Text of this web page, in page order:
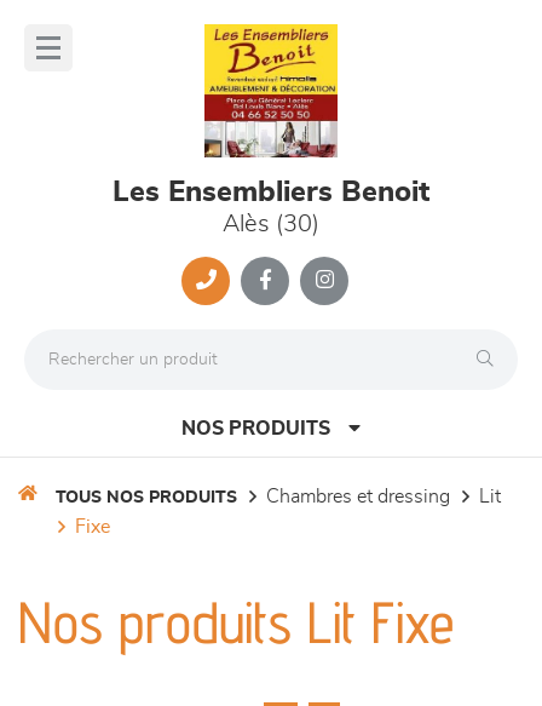
Les Ensembliers Benoit
Alès (30)
NOS PRODUITS
séjours
TOUS NOS PRODUITS chambres et dressing
lit
fixe
Nos produits Lit Fixe